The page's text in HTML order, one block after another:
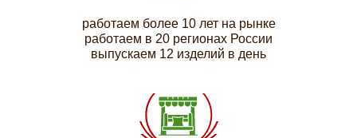
работаем более 10 лет на рынке
работаем в 20 регионах России
выпускаем 12 изделий в день